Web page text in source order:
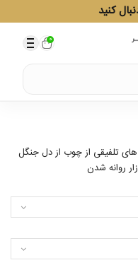
کنید
0
تلفیقی از چوب از دل جنگل
روانه شدن